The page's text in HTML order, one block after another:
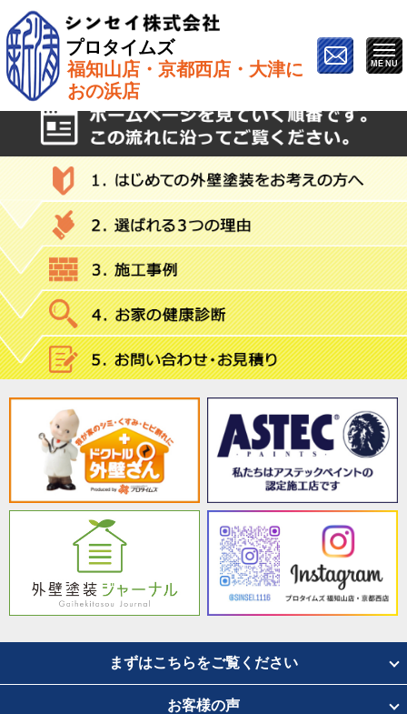
プロタイムズ
福知山店・京都西店・大津に
おの浜店
ホーム»機能
まずはこちらをご覧ください
お客様の声